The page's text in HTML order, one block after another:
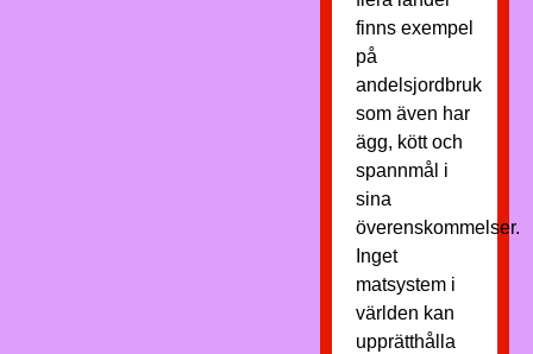
finns exempel
på
andelsjordbruk
som även har
ägg, kött och
spannmål i
sina
överenskommelser.
Inget
matsystem i
världen kan
upprätthålla